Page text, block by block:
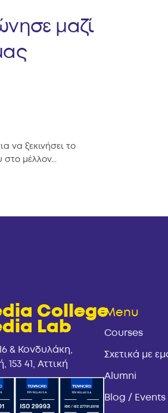
μαζί
να ξεκινήσει το
στο μέλλον...
College
Lab
& Κονδυλάκη,
41, Αττική
Menu
Courses
Σχετικά με
Alumni
Blog / Events